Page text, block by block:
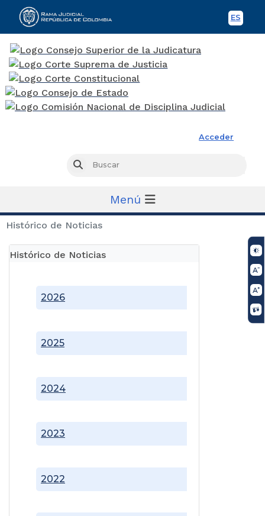
ES
Acceder
Buscar
Menú
Histórico de Noticias
Histórico de Noticias
2022
2023
2024
2025
2026